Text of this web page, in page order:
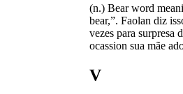
(n.) Bear word
bear,”. Faolan diz
vezes para surpresa
ocassion sua mãe
V